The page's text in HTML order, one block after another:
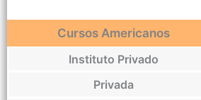
Cursos Americanos
Instituto Privado
Privada